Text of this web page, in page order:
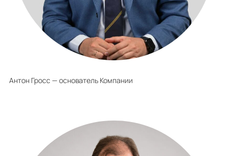
Антон Гросс — основатель Компании